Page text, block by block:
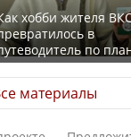
экология
говорят с
хобби жителя
в
по
материалы